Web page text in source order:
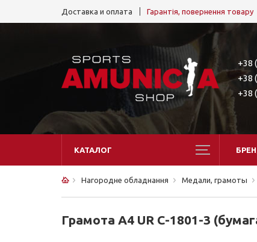
Доставка и оплата Гарантія, повернення товару
+38
+38
+38
КАТАЛОГ
Нагородне обладнання Медали, грамоты
Грамота А4 UR С-1801-3